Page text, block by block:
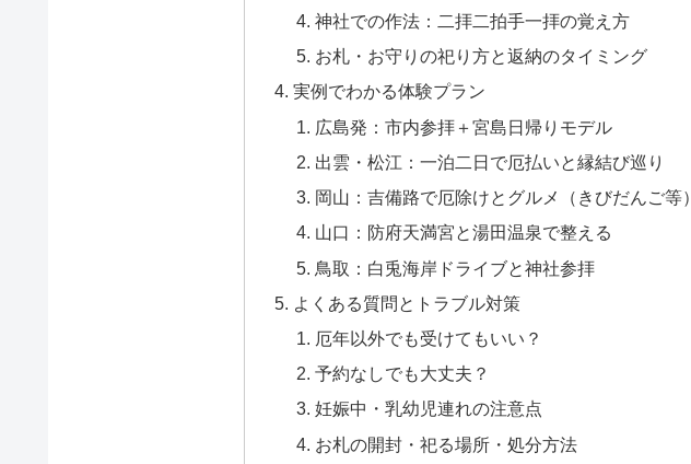
神社での作法：二拝二拍手一拝の覚え方
お札・お守りの祀り方と返納のタイミング
実例でわかる体験プラン
広島発：市内参拝＋宮島日帰りモデル
出雲・松江：一泊二日で厄払いと縁結び巡り
岡山：吉備路で厄除けとグルメ（きびだんご等）
山口：防府天満宮と湯田温泉で整える
鳥取：白兎海岸ドライブと神社参拝
よくある質問とトラブル対策
厄年以外でも受けてもいい？
予約なしでも大丈夫？
妊娠中・乳幼児連れの注意点
お札の開封・祀る場所・処分方法